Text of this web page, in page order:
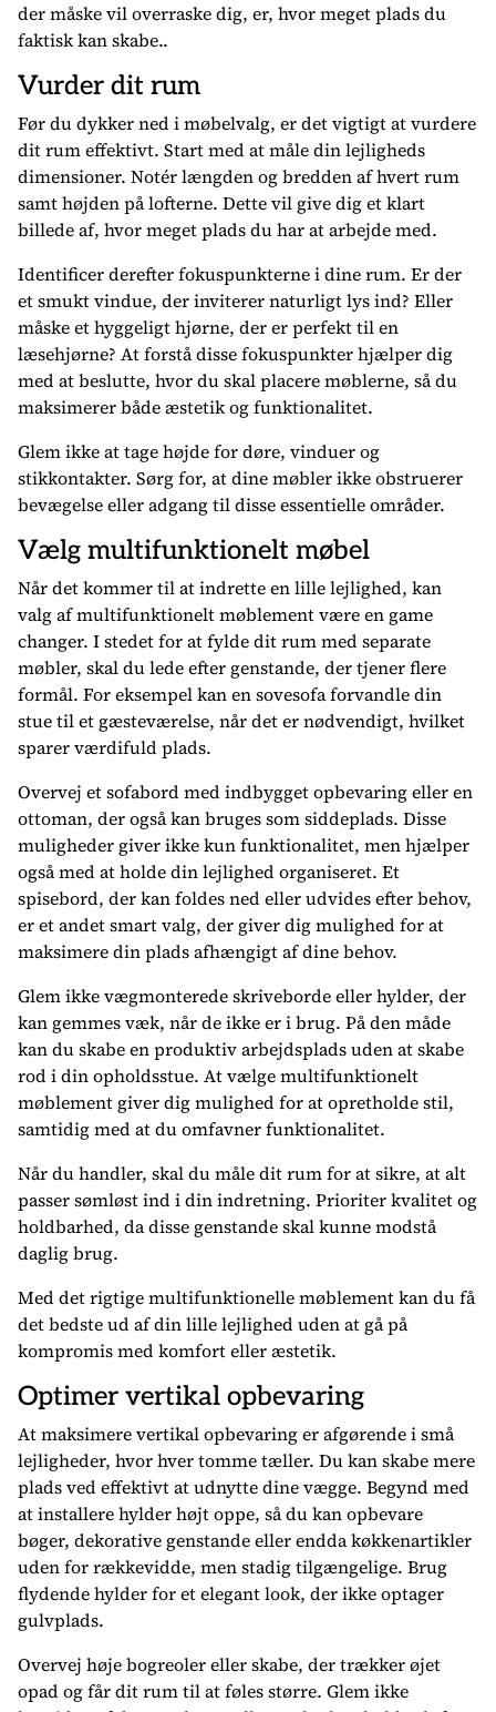
der måske vil overraske dig, er, hvor meget plads du
faktisk kan skabe..
Vurder dit rum
Før du dykker ned i møbelvalg, er det vigtigt at vurdere
dit rum effektivt. Start med at måle din lejligheds
dimensioner. Notér længden og bredden af hvert rum
samt højden på lofterne. Dette vil give dig et klart
billede af, hvor meget plads du har at arbejde med.
Identificer derefter fokuspunkterne i dine rum. Er der
et smukt vindue, der inviterer naturligt lys ind? Eller
måske et hyggeligt hjørne, der er perfekt til en
læsehjørne? At forstå disse fokuspunkter hjælper dig
med at beslutte, hvor du skal placere møblerne, så du
maksimerer både æstetik og funktionalitet.
Glem ikke at tage højde for døre, vinduer og
stikkontakter. Sørg for, at dine møbler ikke obstruerer
bevægelse eller adgang til disse essentielle områder.
Vælg multifunktionelt møbel
Når det kommer til at indrette en lille lejlighed, kan
valg af multifunktionelt møblement være en game
changer. I stedet for at fylde dit rum med separate
møbler, skal du lede efter genstande, der tjener flere
formål. For eksempel kan en sovesofa forvandle din
stue til et gæsteværelse, når det er nødvendigt, hvilket
sparer værdifuld plads.
Overvej et sofabord med indbygget opbevaring eller en
ottoman, der også kan bruges som siddeplads. Disse
muligheder giver ikke kun funktionalitet, men hjælper
også med at holde din lejlighed organiseret. Et
spisebord, der kan foldes ned eller udvides efter behov,
er et andet smart valg, der giver dig mulighed for at
maksimere din plads afhængigt af dine behov.
Glem ikke vægmonterede skriveborde eller hylder, der
kan gemmes væk, når de ikke er i brug. På den måde
kan du skabe en produktiv arbejdsplads uden at skabe
rod i din opholdsstue. At vælge multifunktionelt
møblement giver dig mulighed for at opretholde stil,
samtidig med at du omfavner funktionalitet.
Når du handler, skal du måle dit rum for at sikre, at alt
passer sømløst ind i din indretning. Prioriter kvalitet og
holdbarhed, da disse genstande skal kunne modstå
daglig brug.
Med det rigtige multifunktionelle møblement kan du få
det bedste ud af din lille lejlighed uden at gå på
kompromis med komfort eller æstetik.
Optimer vertikal opbevaring
At maksimere vertikal opbevaring er afgørende i små
lejligheder, hvor hver tomme tæller. Du kan skabe mere
plads ved effektivt at udnytte dine vægge. Begynd med
at installere hylder højt oppe, så du kan opbevare
bøger, dekorative genstande eller endda køkkenartikler
uden for rækkevidde, men stadig tilgængelige. Brug
flydende hylder for et elegant look, der ikke optager
gulvplads.
Overvej høje bogreoler eller skabe, der trækker øjet
opad og får dit rum til at føles større. Glem ikke